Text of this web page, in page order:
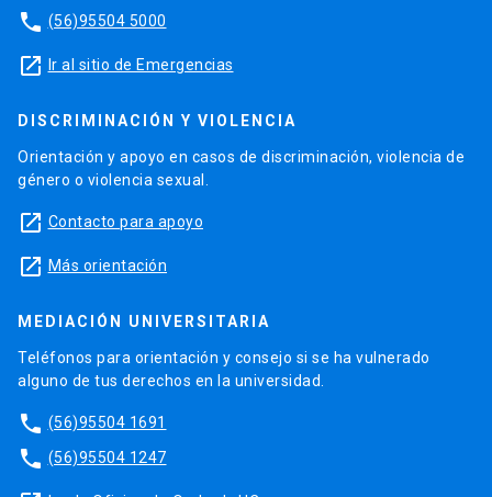
phone (56)95504 5000
launch Ir al sitio de Emergencias
DISCRIMINACIÓN Y VIOLENCIA
Orientación y apoyo en casos de discriminación, violencia de
género o violencia sexual.
launch Contacto para apoyo
launch Más orientación
MEDIACIÓN UNIVERSITARIA
Teléfonos para orientación y consejo si se ha vulnerado
alguno de tus derechos en la universidad.
phone (56)95504 1691
phone (56)95504 1247